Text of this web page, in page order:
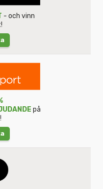
- och vinn
på